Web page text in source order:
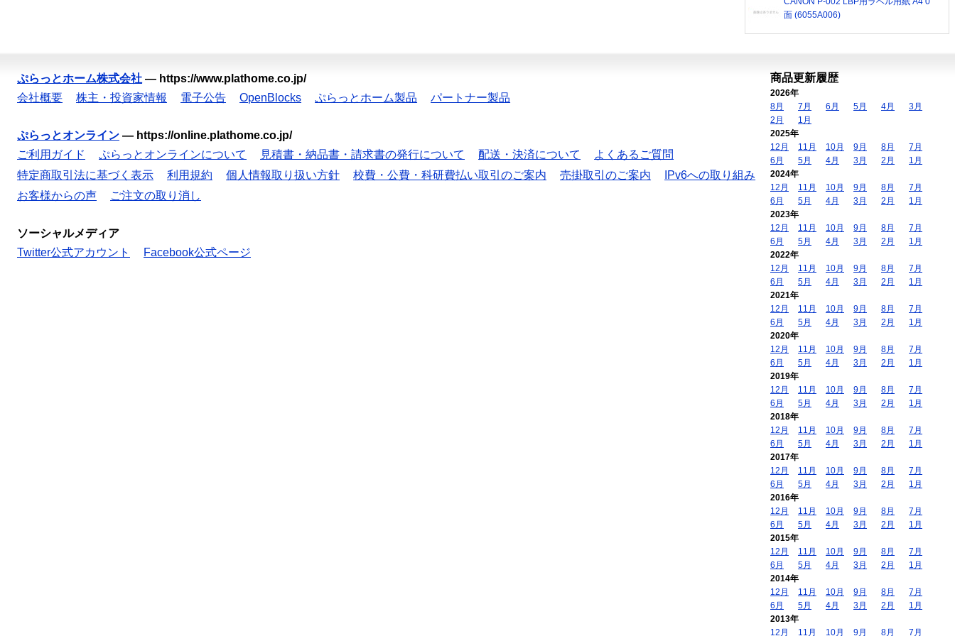
面 (6055A006)
ぷらっとホーム株式会社 — https://www.plathome.co.jp/
会社概要
株主・投資家情報 電子公告 OpenBlocks ぷらっとホーム製品 パートナー製品
ぷらっとオンライン — https://online.plathome.co.jp/
ご利用ガイド
ぷらっとオンラインについて 見積書・納品書・請求書の発行について 配送・決済について
よくあるご質問
特定商取引法に基づく表示
利用規約 個人情報取り扱い方針 校費・公費・科研費払い取引のご案内 売掛取引のご案内
IPv6への取り組み
お客様からの声
ご注文の取り消し
ソーシャルメディア
Twitter公式アカウント
Facebook公式ページ
商品更新履歴
2026年
8月
7月 6月 5月 4月
3月
2月
1月
2025年
12月
11月 10月 9月 8月
7月
6月
5月 4月 3月 2月
1月
2024年
12月
11月 10月 9月 8月
7月
6月
5月 4月 3月 2月
1月
2023年
12月
11月 10月 9月 8月
7月
6月
5月 4月 3月 2月
1月
2022年
12月
11月 10月 9月 8月
7月
6月
5月 4月 3月 2月
1月
2021年
12月
11月 10月 9月 8月
7月
6月
5月 4月 3月 2月
1月
2020年
12月
11月 10月 9月 8月
7月
6月
5月 4月 3月 2月
1月
2019年
12月
11月 10月 9月 8月
7月
6月
5月 4月 3月 2月
1月
2018年
12月
11月 10月 9月 8月
7月
6月
5月 4月 3月 2月
1月
2017年
12月
11月 10月 9月 8月
7月
6月
5月 4月 3月 2月
1月
2016年
12月
11月 10月 9月 8月
7月
6月
5月 4月 3月 2月
1月
2015年
12月
11月 10月 9月 8月
7月
6月
5月 4月 3月 2月
1月
2014年
12月
11月 10月 9月 8月
7月
6月
5月 4月 3月 2月
1月
2013年
12月
11月 10月 9月 8月 7月